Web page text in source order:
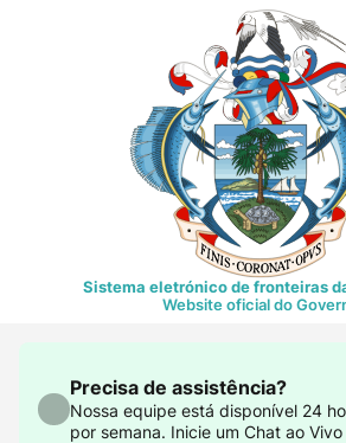
Sistema eletrónico de fronteiras
Website oficial do
Precisa de assistência?
Nossa equipe está disponível 24
por semana. Inicie um Chat ao